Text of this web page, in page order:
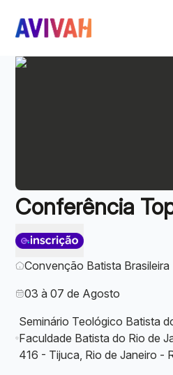
Conferência
Convenção Batista Brasileira
03 à 07 de Agosto
Seminário Teológico Batista
Faculdade Batista do Rio de
416 - Tijuca, Rio de Janeiro -